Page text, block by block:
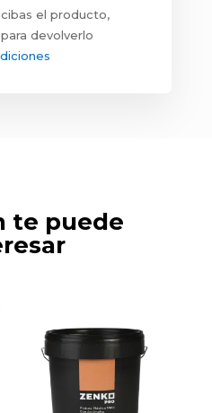
el producto,
devolverlo
te puede